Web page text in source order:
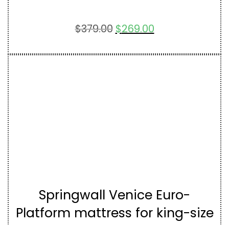
$379.00 $269.00
Springwall Venice Euro-
Platform mattress for king-size